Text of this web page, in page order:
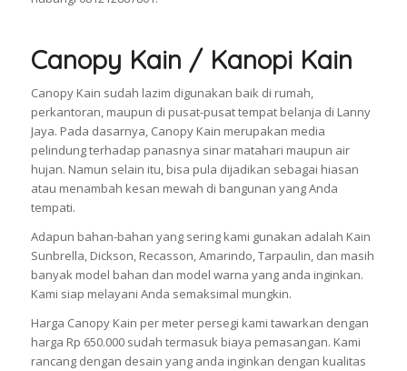
Canopy Kain / Kanopi Kain
Canopy Kain sudah lazim digunakan baik di rumah,
perkantoran, maupun di pusat-pusat tempat belanja di Lanny
Jaya. Pada dasarnya, Canopy Kain merupakan media
pelindung terhadap panasnya sinar matahari maupun air
hujan. Namun selain itu, bisa pula dijadikan sebagai hiasan
atau menambah kesan mewah di bangunan yang Anda
tempati.
Adapun bahan-bahan yang sering kami gunakan adalah Kain
Sunbrella, Dickson, Recasson, Amarindo, Tarpaulin, dan masih
banyak model bahan dan model warna yang anda inginkan.
Kami siap melayani Anda semaksimal mungkin.
Harga Canopy Kain per meter persegi kami tawarkan dengan
harga Rp 650.000 sudah termasuk biaya pemasangan. Kami
rancang dengan desain yang anda inginkan dengan kualitas